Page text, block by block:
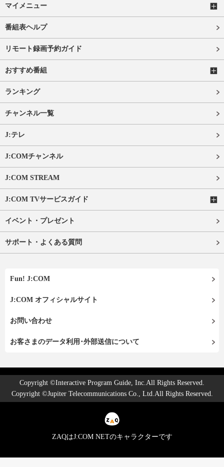
マイメニュー
番組表ヘルプ
リモート録画予約ガイド
おすすめ番組
ランキング
チャンネル一覧
J:テレ
J:COMチャンネル
J:COM STREAM
J:COM TVサービスガイド
イベント・プレゼント
サポート・よくある質問
Fun! J:COM
J:COM オフィシャルサイト
お問い合わせ
お客さまのデータ利用･外部送信について
Copyright ©Interactive Program Guide, Inc.All Rights Reserved.
Copyright ©Jupiter Telecommunications Co., Ltd.All Rights Reserved.
ZAQはJ:COM NETのキャラクターです